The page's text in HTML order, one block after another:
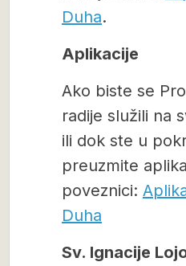
Duha.
Aplikacije
Ako biste se
radije služili na
ili dok ste u
preuzmite
poveznici:
Duha
Sv. Ignacije